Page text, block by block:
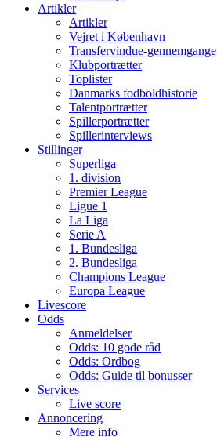
Artikler
Artikler
Vejret i København
Transfervindue-gennemgange
Klubportrætter
Toplister
Danmarks fodboldhistorie
Talentportrætter
Spillerportrætter
Spillerinterviews
Stillinger
Superliga
1. division
Premier League
Ligue 1
La Liga
Serie A
1. Bundesliga
2. Bundesliga
Champions League
Europa League
Livescore
Odds
Anmeldelser
Odds: 10 gode råd
Odds: Ordbog
Odds: Guide til bonusser
Services
Live score
Annoncering
Mere info